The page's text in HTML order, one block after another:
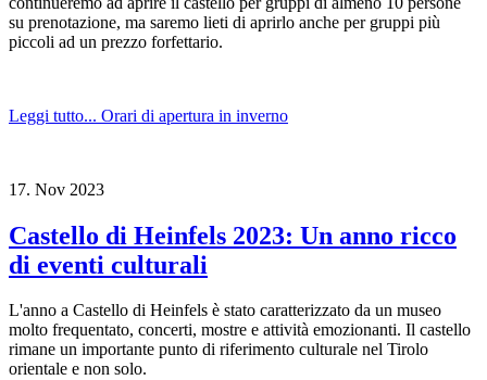
su prenotazione, ma saremo lieti di aprirlo anche per gruppi più
piccoli ad un prezzo forfettario.
Leggi tutto... Orari di apertura in inverno
17. Nov 2023
Castello di Heinfels 2023: Un anno ricco
di eventi culturali
L'anno a Castello di Heinfels è stato caratterizzato da un museo
molto frequentato, concerti, mostre e attività emozionanti. Il castello
rimane un importante punto di riferimento culturale nel Tirolo
orientale e non solo.